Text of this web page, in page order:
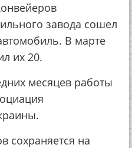
завода сошел
В марте
их 20.
месяцев работы
сохраняется на